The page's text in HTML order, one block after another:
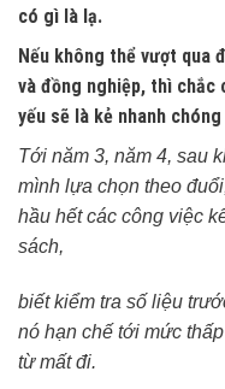
có gì là lạ.
Nếu không thể vượt
và đồng nghiệp, thì chắc
yếu sẽ là kẻ nhanh
Tới năm 3, năm 4, sau
mình lựa chọn theo
hầu hết các công việc
sách,
biết kiểm tra số liệu
nó hạn chế tới mức
từ mất đi.